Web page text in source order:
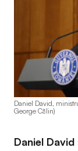
Daniel David,
George Călin)
Daniel David